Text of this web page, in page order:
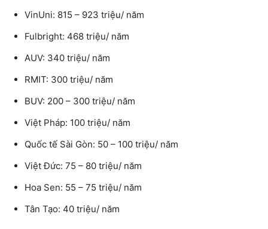
VinUni: 815 – 923 triệu/ năm
Fulbright: 468 triệu/ năm
AUV: 340 triệu/ năm
RMIT: 300 triệu/ năm
BUV: 200 – 300 triệu/ năm
Việt Pháp: 100 triệu/ năm
Quốc tế Sài Gòn: 50 – 100 triệu/ năm
Việt Đức: 75 – 80 triệu/ năm
Hoa Sen: 55 – 75 triệu/ năm
Tân Tạo: 40 triệu/ năm